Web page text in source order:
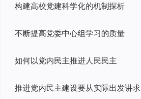
构建高校党建科学化的机制探析
不断提高党委中心组学习的质量
如何以党内民主推进人民民主
推进党内民主建设要从实际出发讲求